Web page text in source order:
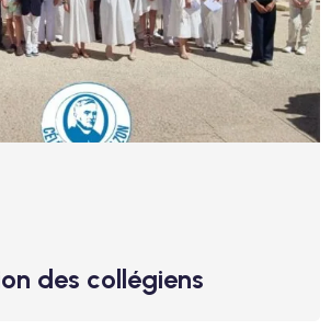
des collégiens